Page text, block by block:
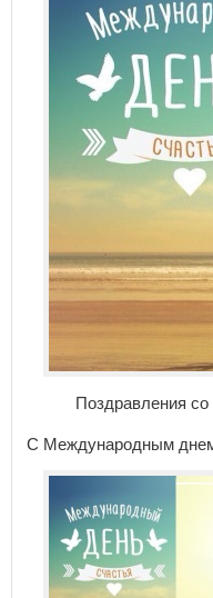
Поздравления
С Международным днем